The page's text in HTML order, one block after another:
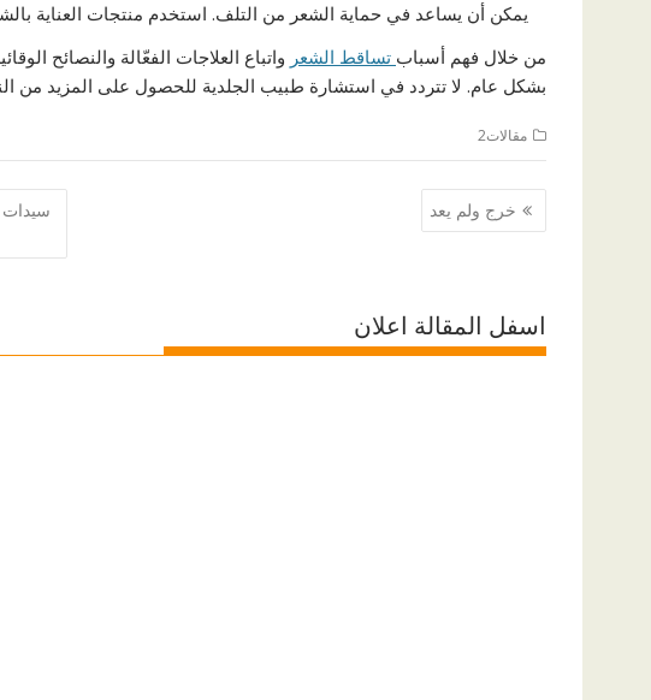
يمكن أن يساعد في حماية الشعر من التلف. استخدم منتجات العناية
من خلال فهم أسباب تساقط الشعر واتباع العلاجات الفعّالة والنصائح
بشكل عام. لا تتردد في استشارة طبيب الجلدية للحصول على المزيد من
مقالات2
تصفّح
المقالات
خرج ولم يعد
اسفل المقالة اعلان